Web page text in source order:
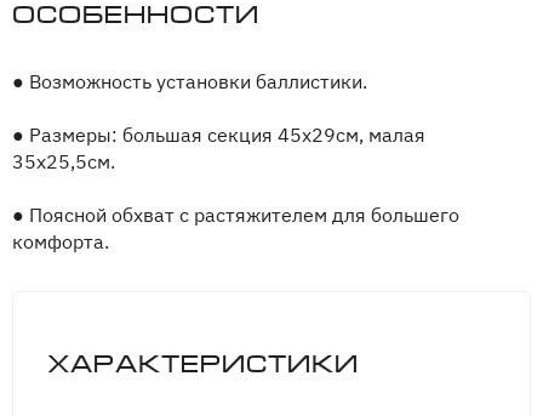
Особенности
● Возможность установки баллистики.
● Размеры: большая секция 45х29см, малая
35х25,5см.
● Поясной обхват с растяжителем для большего
комфорта.
Характеристики